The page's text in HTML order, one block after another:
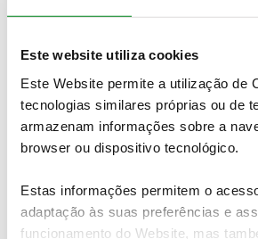
Este website utiliza cookies
Este Website permite a utilização de
tecnologias similares próprias ou de
armazenam informações sobre a
browser ou dispositivo tecnológico.
Estas informações permitem o
adaptação às suas preferências e
funcionamento do Website, mas
O KC23 equipa ummotor V-8 twin-
do 488 GT3) embora não tenha
potênciaque se julga ser superior